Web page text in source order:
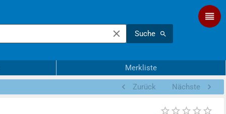
Suche
Merkliste
Zurück Nächste